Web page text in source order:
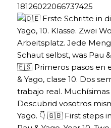
18126022066737425